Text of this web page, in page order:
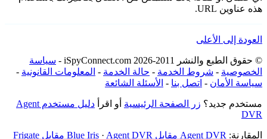
هذه عناوين URL.
العودة إلى الأعلى
© حقوق الطبع والنشر 2011-2026 iSpyConnect.com -
سياسة
الخصوصية - شروط الخدمة - حالة الخدمة - المعلومات القانونية -
سياسة الأمان - اتصل بنا - الأسئلة الشائعة
مستخدم جديد؟ زر الصفحة الرئيسية أو اقرأ
دليل مستخدم Agent
DVR
المقارنة: Agent DVR مقابل Blue Iris · Agent DVR مقابل Frigate